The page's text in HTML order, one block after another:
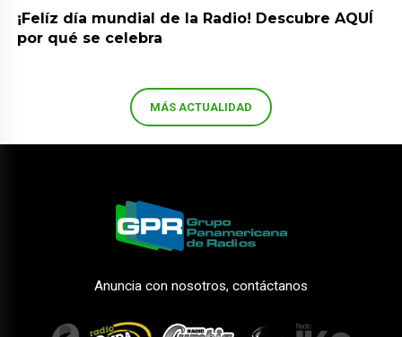
¡Felíz día mundial de la Radio! Descubre AQUÍ
por qué se celebra
MÁS ACTUALIDAD
Anuncia con nosotros, contáctanos